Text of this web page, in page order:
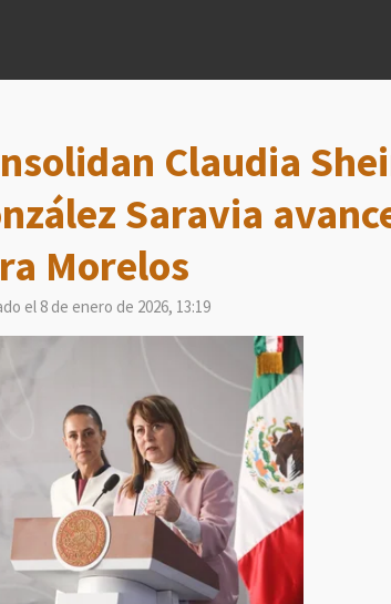
Claudia
Saravia
Morelos
el 8 de enero de 2026, 13:19